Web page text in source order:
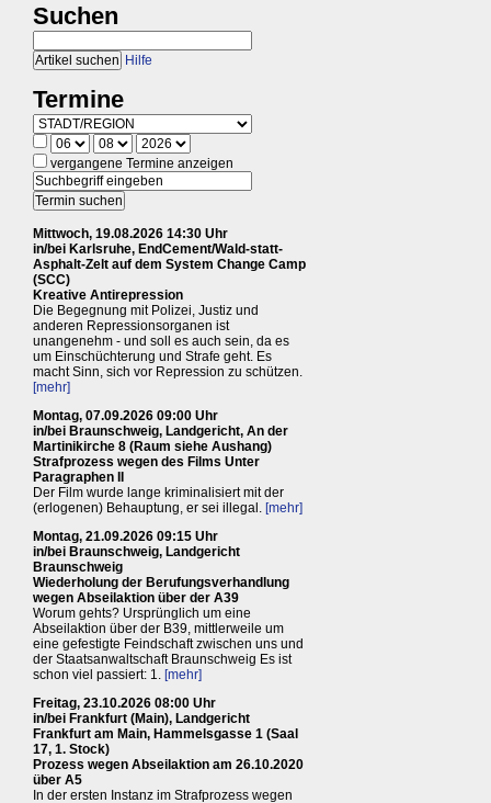
Suchen
Hilfe
Termine
vergangene Termine anzeigen
Mittwoch, 19.08.2026 14:30 Uhr
in/bei Karlsruhe, EndCement/Wald-statt-
Asphalt-Zelt auf dem System Change Camp
(SCC)
Kreative Antirepression
Die Begegnung mit Polizei, Justiz und
anderen Repressionsorganen ist
unangenehm - und soll es auch sein, da es
um Einschüchterung und Strafe geht. Es
macht Sinn, sich vor Repression zu schützen.
[mehr]
Montag, 07.09.2026 09:00 Uhr
in/bei Braunschweig, Landgericht, An der
Martinikirche 8 (Raum siehe Aushang)
Strafprozess wegen des Films Unter
Paragraphen II
Der Film wurde lange kriminalisiert mit der
(erlogenen) Behauptung, er sei illegal. [mehr]
Montag, 21.09.2026 09:15 Uhr
in/bei Braunschweig, Landgericht
Braunschweig
Wiederholung der Berufungsverhandlung
wegen Abseilaktion über der A39
Worum gehts? Ursprünglich um eine
Abseilaktion über der B39, mittlerweile um
eine gefestigte Feindschaft zwischen uns und
der Staatsanwaltschaft Braunschweig Es ist
schon viel passiert: 1. [mehr]
Freitag, 23.10.2026 08:00 Uhr
in/bei Frankfurt (Main), Landgericht
Frankfurt am Main, Hammelsgasse 1 (Saal
17, 1. Stock)
Prozess wegen Abseilaktion am 26.10.2020
über A5
In der ersten Instanz im Strafprozess wegen